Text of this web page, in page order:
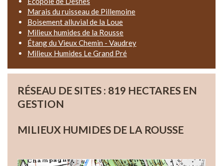
Marais du ruisseau de Pillemoine
Boisement alluvial de la Loue
Milieux humides de la Rousse
Étang du Vieux Chemin - Vaudrey
Milieux Humides Le Grand Pré
RÉSEAU DE SITES : 819 HECTARES EN
GESTION
MILIEUX HUMIDES DE LA ROUSSE